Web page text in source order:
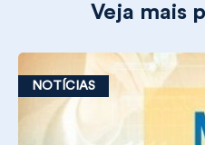
Veja mais
NOTÍCIAS